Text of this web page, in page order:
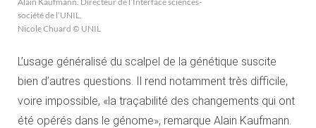
société de l’UNIL.
Nicole Chuard © UNIL
L’usage généralisé du scalpel de la génétique suscite
bien d’autres questions. Il rend notamment très difficile,
voire impossible, «la traçabilité des changements qui ont
été opérés dans le génome», remarque Alain Kaufmann.